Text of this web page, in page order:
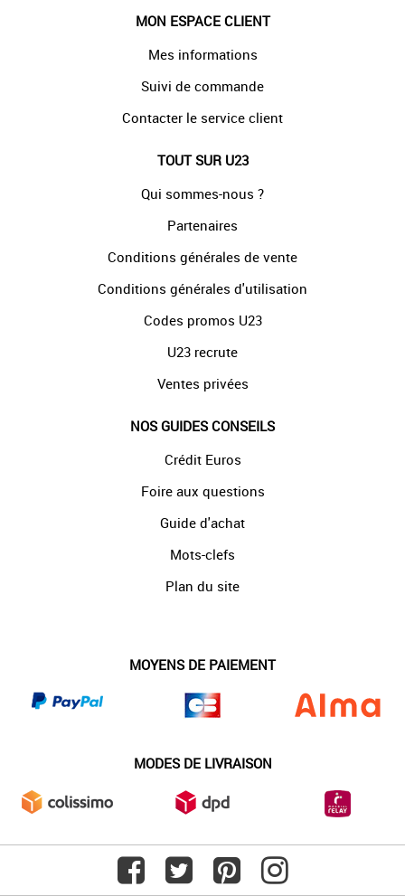
MON ESPACE CLIENT
Mes informations
Suivi de commande
Contacter le service client
TOUT SUR U23
Qui sommes-nous ?
Partenaires
Conditions générales de vente
Conditions générales d'utilisation
Codes promos U23
U23 recrute
Ventes privées
NOS GUIDES CONSEILS
Crédit Euros
Foire aux questions
Guide d'achat
Mots-clefs
Plan du site
MOYENS DE PAIEMENT
MODES DE LIVRAISON